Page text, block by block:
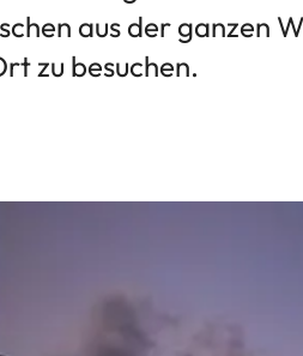
aus der ganzen
zu besuchen.